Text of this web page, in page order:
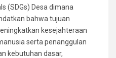
(SDGs) Desa dimana
bahwa tujuan
kesejahteraan
serta penanggulan
kebutuhan dasar,